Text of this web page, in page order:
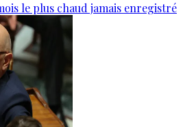
le plus chaud jamais enregistré